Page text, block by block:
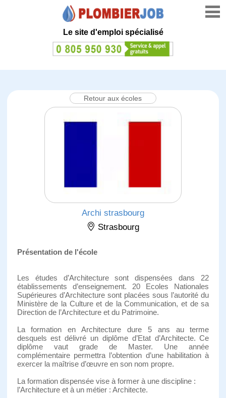
Le site d'emploi spécialisé
Retour aux écoles
Archi strasbourg
Strasbourg
Présentation de l'école
Les études d’Architecture sont dispensées dans 22
établissements d’enseignement. 20 Ecoles Nationales
Supérieures d’Architecture sont placées sous l’autorité du
Ministère de la Culture et de la Communication, et de sa
Direction de l’Architecture et du Patrimoine.
La formation en Architecture dure 5 ans au terme
desquels est délivré un diplôme d’Etat d’Architecte. Ce
diplôme vaut grade de Master. Une année
complémentaire permettra l’obtention d’une habilitation à
exercer la maîtrise d’œuvre en son nom propre.
La formation dispensée vise à former à une discipline :
l’Architecture et à un métier : Architecte.